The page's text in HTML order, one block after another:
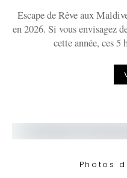
Escape de Rêve aux
en 2026. Si vous envisagez
cette année, ces
Photos